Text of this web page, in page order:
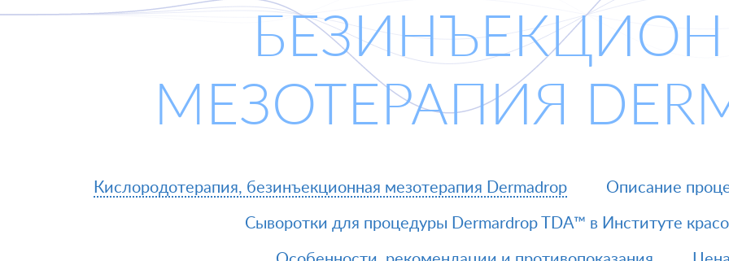
МЕЗОТЕРАПИЯ
Кислородотерапия, безинъекционная мезотерапия Dermadrop Описание
Сыворотки для процедуры Dermardrop TDA™ в Институте